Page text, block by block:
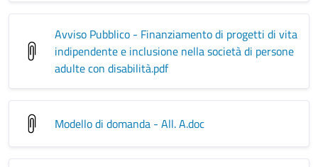
Avviso Pubblico - Finanziamento di progetti di vita
indipendente e inclusione nella società di persone
adulte con disabilità.pdf
Modello di domanda - All. A.doc